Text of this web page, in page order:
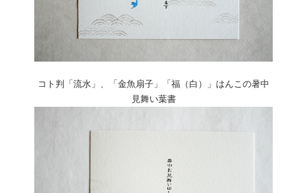
コト判「流水」、「金魚扇子」「福（白）」はんこの暑中
見舞い葉書